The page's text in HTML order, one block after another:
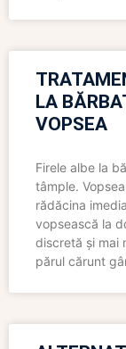
LA
VOPSEA
Firele albe la
tâmple.
rădăcina
vopsească la
discretă și mai
părul cărunt